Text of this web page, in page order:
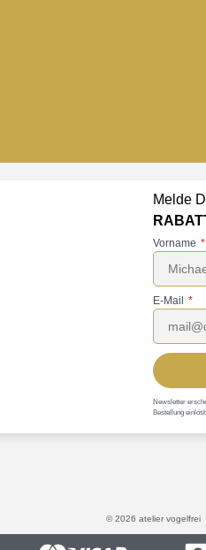
Melde
Vorname
E-Mail
Newsletter
Bestellung
© 2026 atelier vogelfrei